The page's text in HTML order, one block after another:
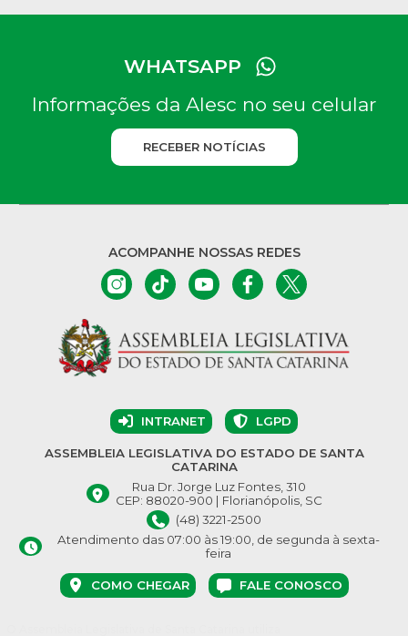
WHATSAPP
Informações da Alesc no seu celular
RECEBER NOTÍCIAS
ACOMPANHE NOSSAS REDES
INTRANET LGPD
ASSEMBLEIA LEGISLATIVA DO ESTADO DE SANTA
CATARINA
Rua Dr. Jorge Luz Fontes, 310
CEP: 88020-900 | Florianópolis, SC
(48) 3221-2500
Atendimento das 07:00 às 19:00, de segunda à sexta-
feira
COMO CHEGAR FALE CONOSCO